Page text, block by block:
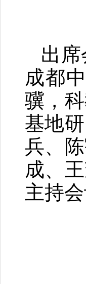
出
成都
骥，
基地
兵、
成、
主持会